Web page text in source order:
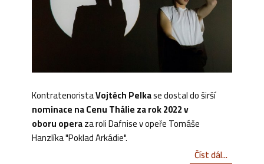
KontratenoristaVojtěch Pelkase dostal do širší
nominace na Cenu Thálie za rok 2022 v
oboru operaza roli Dafnise v opeře Tomáše
Hanzlíka "Poklad Arkádie".
Číst dál...